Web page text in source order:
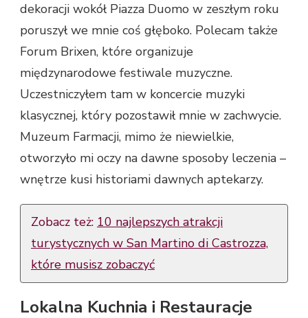
dekoracji wokół Piazza Duomo w zeszłym roku
poruszył we mnie coś głęboko. Polecam także
Forum Brixen, które organizuje
międzynarodowe festiwale muzyczne.
Uczestniczyłem tam w koncercie muzyki
klasycznej, który pozostawił mnie w zachwycie.
Muzeum Farmacji, mimo że niewielkie,
otworzyło mi oczy na dawne sposoby leczenia –
wnętrze kusi historiami dawnych aptekarzy.
Zobacz też: 10 najlepszych atrakcji
turystycznych w San Martino di Castrozza,
które musisz zobaczyć
Lokalna Kuchnia i Restauracje